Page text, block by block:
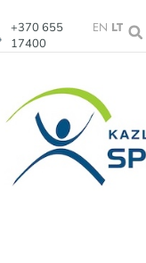
+370 655
17400
EN LT